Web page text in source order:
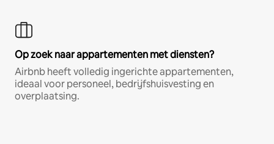
Op zoek naar appartementen met diensten?
Airbnb heeft volledig ingerichte appartementen,
ideaal voor personeel, bedrijfshuisvesting en
overplaatsing.